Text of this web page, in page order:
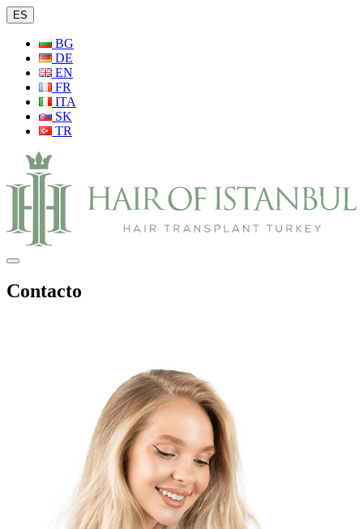
ES
BG
DE
EN
FR
ITA
SK
TR
Contacto